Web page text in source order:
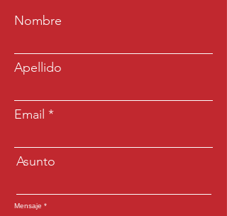
Nombre
Apellido
Email
Asunto
Mensaje